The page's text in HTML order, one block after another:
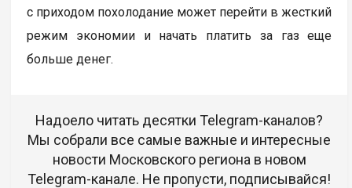
с приходом похолодание может перейти в жесткий
режим экономии и начать платить за газ еще
больше денег.
Надоело читать десятки Telegram-каналов?
Мы собрали все самые важные и интересные
новости Московского региона в новом
Telegram-канале. Не пропусти, подписывайся!